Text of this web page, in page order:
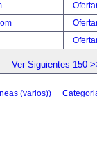
Ver Siguientes 150
(varios))